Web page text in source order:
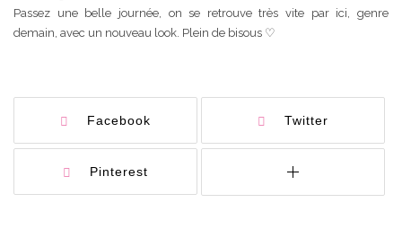
Passez une belle journée, on se retrouve très vite par ici, genre
demain, avec un nouveau look. Plein de bisous ♡
Facebook Twitter
Pinterest